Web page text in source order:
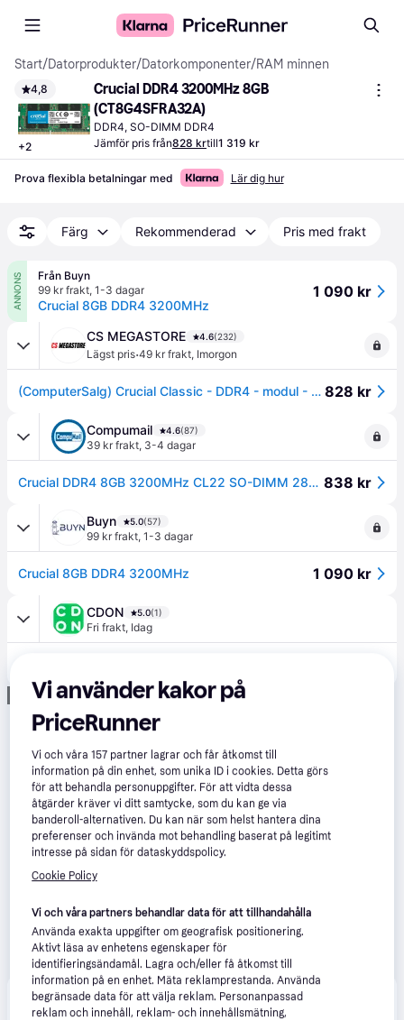
Start/Datorprodukter/Datorkomponenter/RAM minnen
4,8
+2
Crucial DDR4 3200MHz 8GB
(CT8G4SFRA32A)
DDR4, SO-DIMM DDR4
Jämför pris från828 krtill1 319 kr
Prova flexibla betalningar med Lär dig hur
Färg Rekommenderad Pris med frakt
ANNONS
Från Buyn
99 kr frakt, 1-3 dagar
Crucial 8GB DDR4 3200MHz
1 090 kr
CS MEGASTORE 4.6(232)
Lägst pris·49 kr frakt, Imorgon
(ComputerSalg) Crucial Classic - DDR4 - modul - 8 GB - DIMM 288-pin - 3200 MT/s / PC4-25600 - CL22 - 1.2 V - ej buffrad - grön 828 kr
Compumail 4.6(87)
39 kr frakt, 3-4 dagar
Crucial DDR4 8GB 3200MHz CL22 SO-DIMM 288-PIN --> I externt lager, forväntat leveransdatum hos dig 11-08-2026 838 kr
Buyn 5.0(57)
99 kr frakt, 1-3 dagar
Crucial 8GB DDR4 3200MHz 1 090 kr
CDON 5.0(1)
Fri frakt, Idag
Annons
Buyersclub 1.0 (1)
Fri frakt , 3-4 dagar
Vi använder kakor på
PriceRunner
Vi och våra157 partner lagrar och får åtkomst till
information på din enhet, som unika ID i cookies. Detta görs
för att behandla personuppgifter. För att vidta dessa
åtgärder kräver vi ditt samtycke, som du kan ge via
banderoll-alternativen. Du kan när som helst hantera dina
preferenser och invända mot behandling baserat på legitimt
intresse på sidan för dataskyddspolicy.
Cookie Policy
Vi och våra partners behandlar data för att tillhandahålla
Använda exakta uppgifter om geografisk positionering.
Aktivt läsa av enhetens egenskaper för
identifieringsändamål. Lagra och/eller få åtkomst till
information på en enhet. Mäta reklamprestanda. Använda
begränsade data för att välja reklam. Personanpassad
reklam och innehåll, reklam- och innehållsmätning,